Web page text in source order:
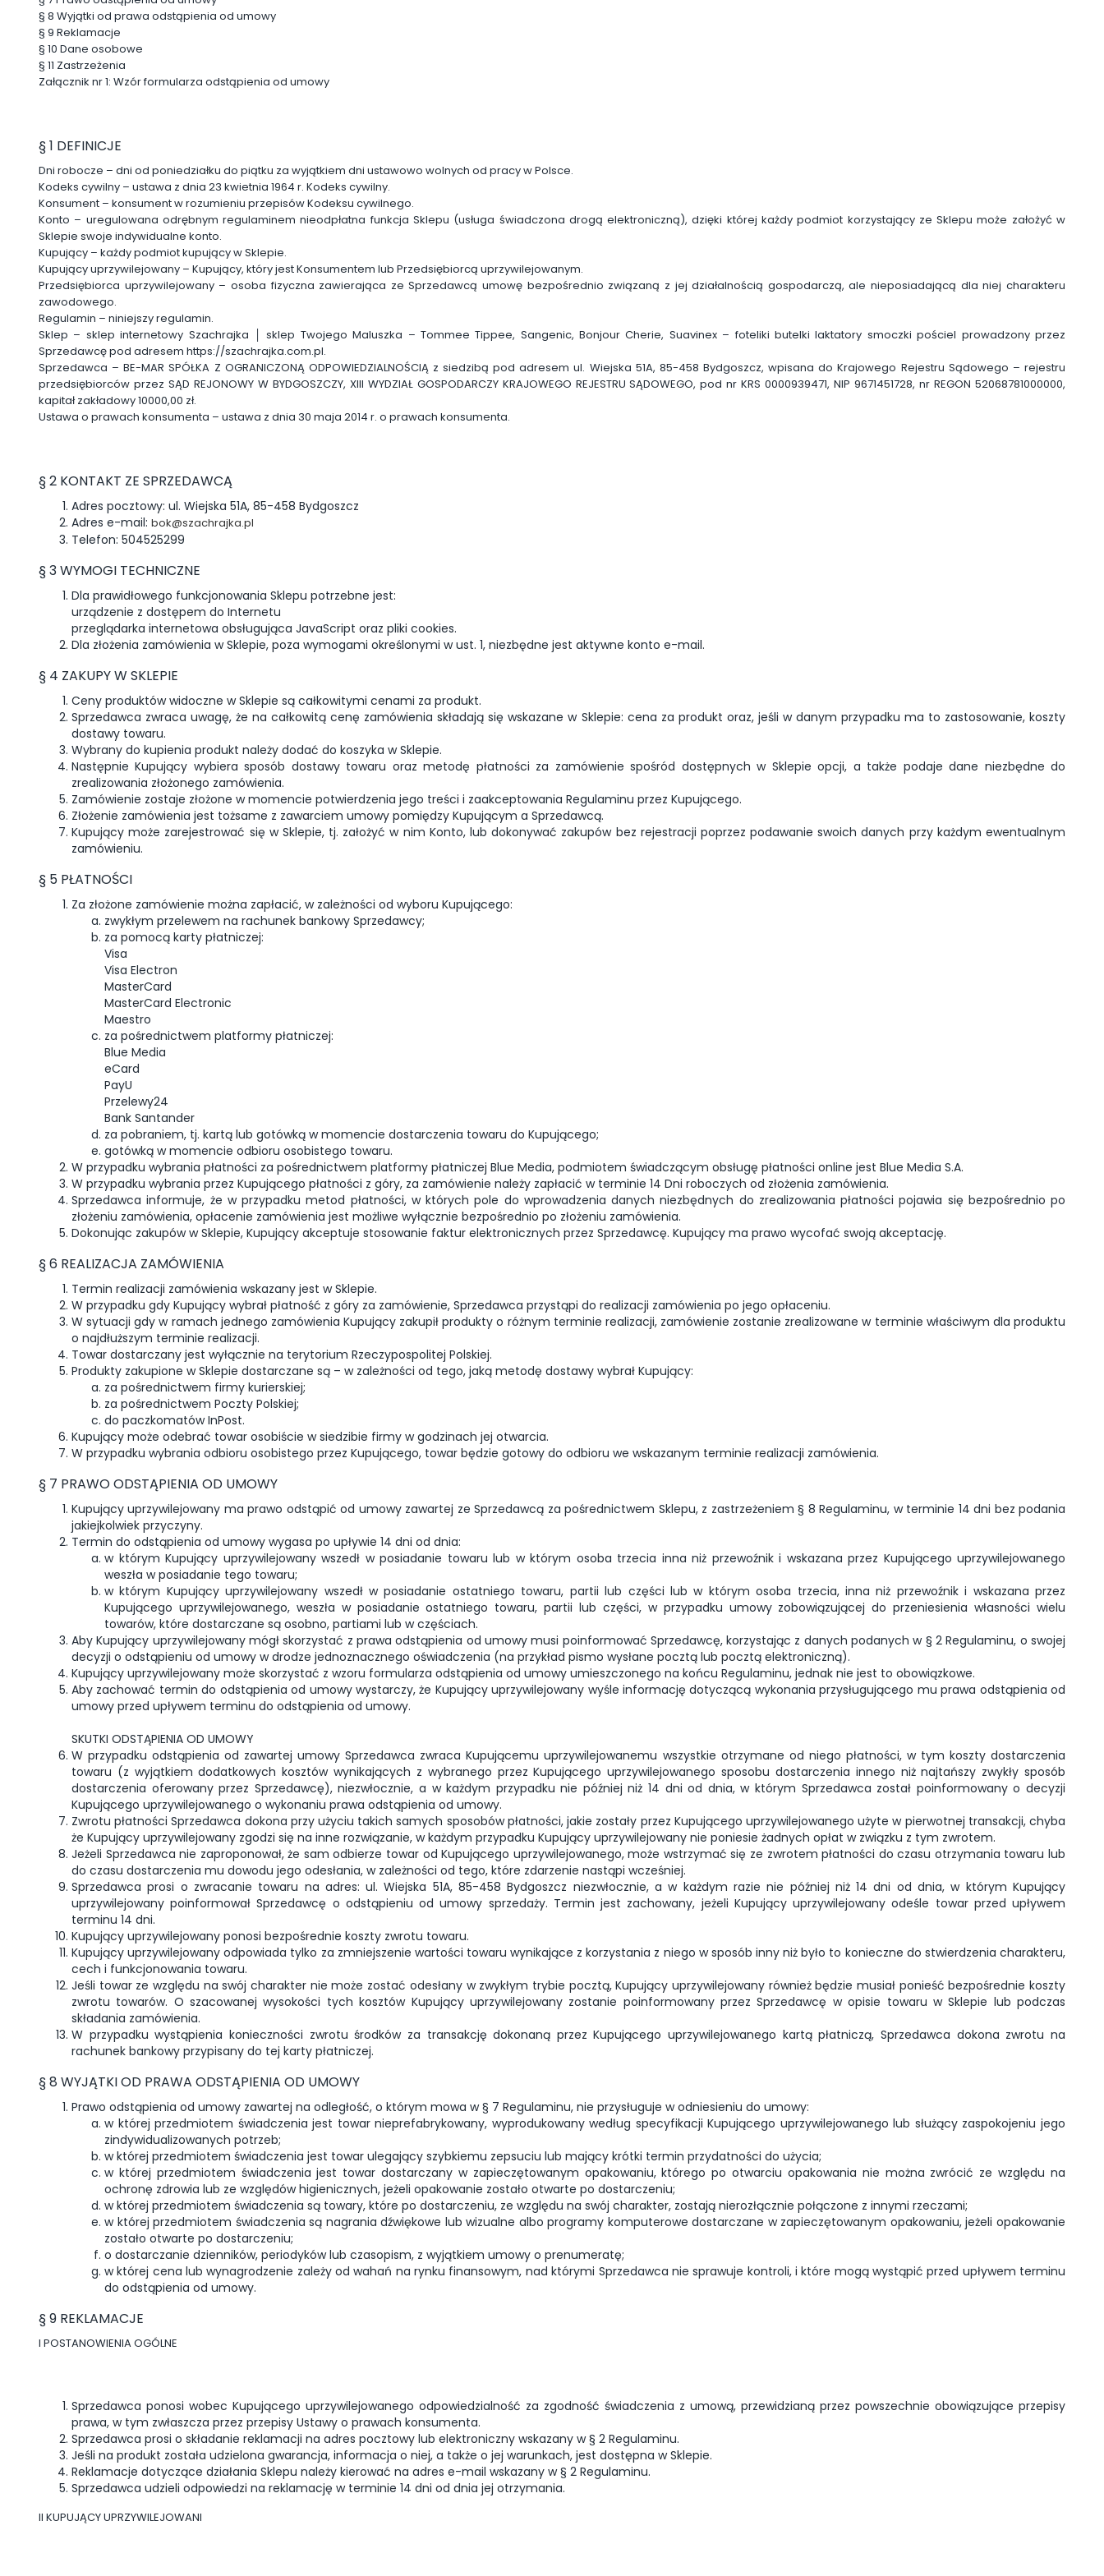
§ 8 Wyjątki od prawa odstąpienia od umowy
§ 9 Reklamacje
§ 10 Dane osobowe
§ 11 Zastrzeżenia
Załącznik nr 1: Wzór formularza odstąpienia od umowy
§ 1 DEFINICJE
Dni robocze – dni od poniedziałku do piątku za wyjątkiem dni ustawowo wolnych od pracy w Polsce.
Kodeks cywilny – ustawa z dnia 23 kwietnia 1964 r. Kodeks cywilny.
Konsument – konsument w rozumieniu przepisów Kodeksu cywilnego.
Konto – uregulowana odrębnym regulaminem nieodpłatna funkcja Sklepu (usługa świadczona drogą elektroniczną), dzięki której każdy podmiot korzystający ze Sklepu może założyć w
Sklepie swoje indywidualne konto.
Kupujący – każdy podmiot kupujący w Sklepie.
Kupujący uprzywilejowany – Kupujący, który jest Konsumentem lub Przedsiębiorcą uprzywilejowanym.
Przedsiębiorca uprzywilejowany– osoba fizyczna zawierająca ze Sprzedawcą umowę bezpośrednio związaną z jej działalnością gospodarczą, ale nieposiadającą dla niej charakteru
zawodowego.
Regulamin – niniejszy regulamin.
Sklep – sklep internetowy Szachrajka │ sklep Twojego Maluszka – Tommee Tippee, Sangenic, Bonjour Cherie, Suavinex – foteliki butelki laktatory smoczki pościel prowadzony przez
Sprzedawcę pod adresem https://szachrajka.com.pl.
Sprzedawca – BE-MAR SPÓŁKA Z OGRANICZONĄ ODPOWIEDZIALNOŚCIĄ z siedzibą pod adresem ul. Wiejska 51A, 85-458 Bydgoszcz, wpisana do Krajowego Rejestru Sądowego – rejestru
przedsiębiorców przez SĄD REJONOWY W BYDGOSZCZY, XIII WYDZIAŁ GOSPODARCZY KRAJOWEGO REJESTRU SĄDOWEGO, pod nr KRS 0000939471, NIP 9671451728, nr REGON 52068781000000,
kapitał zakładowy 10000,00 zł.
Ustawa o prawach konsumenta – ustawa z dnia 30 maja 2014 r. o prawach konsumenta.
§ 2 KONTAKT ZE SPRZEDAWCĄ
Adres pocztowy: ul. Wiejska 51A, 85-458 Bydgoszcz
Adres e-mail: bok@szachrajka.pl
Telefon: 504525299
§ 3 WYMOGI TECHNICZNE
Dla prawidłowego funkcjonowania Sklepu potrzebne jest:
urządzenie z dostępem do Internetu
przeglądarka internetowa obsługująca JavaScript oraz pliki cookies.
Dla złożenia zamówienia w Sklepie, poza wymogami określonymi w ust. 1, niezbędne jest aktywne konto e-mail.
§ 4 ZAKUPY W SKLEPIE
Ceny produktów widoczne w Sklepie są całkowitymi cenami za produkt.
Sprzedawca zwraca uwagę, że na całkowitą cenę zamówienia składają się wskazane w Sklepie: cena za produkt oraz, jeśli w danym przypadku ma to zastosowanie, koszty
dostawy towaru.
Wybrany do kupienia produkt należy dodać do koszyka w Sklepie.
Następnie Kupujący wybiera sposób dostawy towaru oraz metodę płatności za zamówienie spośród dostępnych w Sklepie opcji, a także podaje dane niezbędne do
zrealizowania złożonego zamówienia.
Zamówienie zostaje złożone w momencie potwierdzenia jego treści i zaakceptowania Regulaminu przez Kupującego.
Złożenie zamówienia jest tożsame z zawarciem umowy pomiędzy Kupującym a Sprzedawcą.
Kupujący może zarejestrować się w Sklepie, tj. założyć w nim Konto, lub dokonywać zakupów bez rejestracji poprzez podawanie swoich danych przy każdym ewentualnym
zamówieniu.
§ 5 PŁATNOŚCI
Za złożone zamówienie można zapłacić, w zależności od wyboru Kupującego:
zwykłym przelewem na rachunek bankowy Sprzedawcy;
za pomocą karty płatniczej:
Visa
Visa Electron
MasterCard
MasterCard Electronic
Maestro
za pośrednictwem platformy płatniczej:
Blue Media
eCard
PayU
Przelewy24
Bank Santander
za pobraniem, tj. kartą lub gotówką w momencie dostarczenia towaru do Kupującego;
gotówką w momencie odbioru osobistego towaru.
W przypadku wybrania płatności za pośrednictwem platformy płatniczej Blue Media, podmiotem świadczącym obsługę płatności online jest Blue Media S.A.
W przypadku wybrania przez Kupującego płatności z góry, za zamówienie należy zapłacić w terminie 14 Dni roboczych od złożenia zamówienia.
Sprzedawca informuje, że w przypadku metod płatności, w których pole do wprowadzenia danych niezbędnych do zrealizowania płatności pojawia się bezpośrednio po
złożeniu zamówienia, opłacenie zamówienia jest możliwe wyłącznie bezpośrednio po złożeniu zamówienia.
Dokonując zakupów w Sklepie, Kupujący akceptuje stosowanie faktur elektronicznych przez Sprzedawcę. Kupujący ma prawo wycofać swoją akceptację.
§ 6 REALIZACJA ZAMÓWIENIA
Termin realizacji zamówienia wskazany jest w Sklepie.
W przypadku gdy Kupujący wybrał płatność z góry za zamówienie, Sprzedawca przystąpi do realizacji zamówienia po jego opłaceniu.
W sytuacji gdy w ramach jednego zamówienia Kupujący zakupił produkty o różnym terminie realizacji, zamówienie zostanie zrealizowane w terminie właściwym dla produktu
o najdłuższym terminie realizacji.
Towar dostarczany jest wyłącznie na terytorium Rzeczypospolitej Polskiej.
Produkty zakupione w Sklepie dostarczane są – w zależności od tego, jaką metodę dostawy wybrał Kupujący:
za pośrednictwem firmy kurierskiej;
za pośrednictwem Poczty Polskiej;
do paczkomatów InPost.
Kupujący może odebrać towar osobiście w siedzibie firmy w godzinach jej otwarcia.
W przypadku wybrania odbioru osobistego przez Kupującego, towar będzie gotowy do odbioru we wskazanym terminie realizacji zamówienia.
§ 7 PRAWO ODSTĄPIENIA OD UMOWY
Kupujący uprzywilejowany ma prawo odstąpić od umowy zawartej ze Sprzedawcą za pośrednictwem Sklepu, z zastrzeżeniem § 8 Regulaminu, w terminie 14 dni bez podania
jakiejkolwiek przyczyny.
Termin do odstąpienia od umowy wygasa po upływie 14 dni od dnia:
w którym Kupujący uprzywilejowany wszedł w posiadanie towaru lub w którym osoba trzecia inna niż przewoźnik i wskazana przez Kupującego uprzywilejowanego
weszła w posiadanie tego towaru;
w którym Kupujący uprzywilejowany wszedł w posiadanie ostatniego towaru, partii lub części lub w którym osoba trzecia, inna niż przewoźnik i wskazana przez
Kupującego uprzywilejowanego, weszła w posiadanie ostatniego towaru, partii lub części, w przypadku umowy zobowiązującej do przeniesienia własności wielu
towarów, które dostarczane są osobno, partiami lub w częściach.
Aby Kupujący uprzywilejowany mógł skorzystać z prawa odstąpienia od umowy musi poinformować Sprzedawcę, korzystając z danych podanych w § 2 Regulaminu, o swojej
decyzji o odstąpieniu od umowy w drodze jednoznacznego oświadczenia (na przykład pismo wysłane pocztą lub pocztą elektroniczną).
Kupujący uprzywilejowany może skorzystać z wzoru formularza odstąpienia od umowy umieszczonego na końcu Regulaminu, jednak nie jest to obowiązkowe.
Aby zachować termin do odstąpienia od umowy wystarczy, że Kupujący uprzywilejowany wyśle informację dotyczącą wykonania przysługującego mu prawa odstąpienia od
umowy przed upływem terminu do odstąpienia od umowy.
SKUTKI ODSTĄPIENIA OD UMOWY
W przypadku odstąpienia od zawartej umowy Sprzedawca zwraca Kupującemu uprzywilejowanemu wszystkie otrzymane od niego płatności, w tym koszty dostarczenia
towaru (z wyjątkiem dodatkowych kosztów wynikających z wybranego przez Kupującego uprzywilejowanego sposobu dostarczenia innego niż najtańszy zwykły sposób
dostarczenia oferowany przez Sprzedawcę), niezwłocznie, a w każdym przypadku nie później niż 14 dni od dnia, w którym Sprzedawca został poinformowany o decyzji
Kupującego uprzywilejowanego o wykonaniu prawa odstąpienia od umowy.
Zwrotu płatności Sprzedawca dokona przy użyciu takich samych sposobów płatności, jakie zostały przez Kupującego uprzywilejowanego użyte w pierwotnej transakcji, chyba
że Kupujący uprzywilejowany zgodzi się na inne rozwiązanie, w każdym przypadku Kupujący uprzywilejowany nie poniesie żadnych opłat w związku z tym zwrotem.
Jeżeli Sprzedawca nie zaproponował, że sam odbierze towar od Kupującego uprzywilejowanego, może wstrzymać się ze zwrotem płatności do czasu otrzymania towaru lub
do czasu dostarczenia mu dowodu jego odesłania, w zależności od tego, które zdarzenie nastąpi wcześniej.
Sprzedawca prosi o zwracanie towaru na adres: ul. Wiejska 51A, 85-458 Bydgoszcz niezwłocznie, a w każdym razie nie później niż 14 dni od dnia, w którym Kupujący
uprzywilejowany poinformował Sprzedawcę o odstąpieniu od umowy sprzedaży. Termin jest zachowany, jeżeli Kupujący uprzywilejowany odeśle towar przed upływem
terminu 14 dni.
Kupujący uprzywilejowany ponosi bezpośrednie koszty zwrotu towaru.
Kupujący uprzywilejowany odpowiada tylko za zmniejszenie wartości towaru wynikające z korzystania z niego w sposób inny niż było to konieczne do stwierdzenia charakteru,
cech i funkcjonowania towaru.
Jeśli towar ze względu na swój charakter nie może zostać odesłany w zwykłym trybie pocztą, Kupujący uprzywilejowany również będzie musiał ponieść bezpośrednie koszty
zwrotu towarów. O szacowanej wysokości tych kosztów Kupujący uprzywilejowany zostanie poinformowany przez Sprzedawcę w opisie towaru w Sklepie lub podczas
składania zamówienia.
W przypadku wystąpienia konieczności zwrotu środków za transakcję dokonaną przez Kupującego uprzywilejowanego kartą płatniczą, Sprzedawca dokona zwrotu na
rachunek bankowy przypisany do tej karty płatniczej.
§ 8 WYJĄTKI OD PRAWA ODSTĄPIENIA OD UMOWY
Prawo odstąpienia od umowy zawartej na odległość, o którym mowa w § 7 Regulaminu, nie przysługuje w odniesieniu do umowy:
w której przedmiotem świadczenia jest towar nieprefabrykowany, wyprodukowany według specyfikacji Kupującego uprzywilejowanego lub służący zaspokojeniu jego
zindywidualizowanych potrzeb;
w której przedmiotem świadczenia jest towar ulegający szybkiemu zepsuciu lub mający krótki termin przydatności do użycia;
w której przedmiotem świadczenia jest towar dostarczany w zapieczętowanym opakowaniu, którego po otwarciu opakowania nie można zwrócić ze względu na
ochronę zdrowia lub ze względów higienicznych, jeżeli opakowanie zostało otwarte po dostarczeniu;
w której przedmiotem świadczenia są towary, które po dostarczeniu, ze względu na swój charakter, zostają nierozłącznie połączone z innymi rzeczami;
w której przedmiotem świadczenia są nagrania dźwiękowe lub wizualne albo programy komputerowe dostarczane w zapieczętowanym opakowaniu, jeżeli opakowanie
zostało otwarte po dostarczeniu;
o dostarczanie dzienników, periodyków lub czasopism, z wyjątkiem umowy o prenumeratę;
w której cena lub wynagrodzenie zależy od wahań na rynku finansowym, nad którymi Sprzedawca nie sprawuje kontroli, i które mogą wystąpić przed upływem terminu
do odstąpienia od umowy.
§ 9 REKLAMACJE
I POSTANOWIENIA OGÓLNE
Sprzedawca ponosi wobec Kupującego uprzywilejowanego odpowiedzialność za zgodność świadczenia z umową, przewidzianą przez powszechnie obowiązujące przepisy
prawa, w tym zwłaszcza przez przepisy Ustawy o prawach konsumenta.
Sprzedawca prosi o składanie reklamacji na adres pocztowy lub elektroniczny wskazany w § 2 Regulaminu.
Jeśli na produkt została udzielona gwarancja, informacja o niej, a także o jej warunkach, jest dostępna w Sklepie.
Reklamacje dotyczące działania Sklepu należy kierować na adres e-mail wskazany w § 2 Regulaminu.
Sprzedawca udzieli odpowiedzi na reklamację w terminie 14 dni od dnia jej otrzymania.
II KUPUJĄCY UPRZYWILEJOWANI